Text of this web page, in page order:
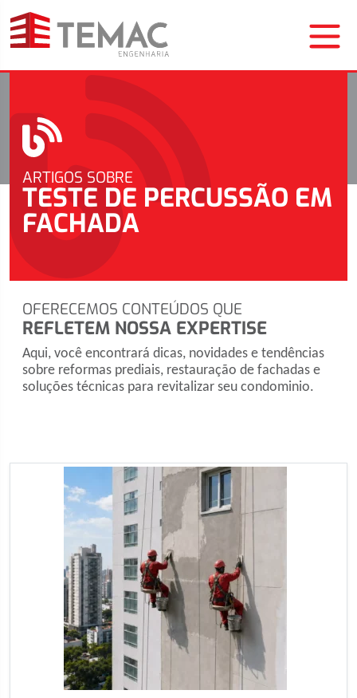
ARTIGOS SOBRE
TESTE DE PERCUSSÃO EM
FACHADA
OFERECEMOS CONTEÚDOS QUE
REFLETEM NOSSA EXPERTISE
Aqui, você encontrará dicas, novidades e tendências
sobre reformas prediais, restauração de fachadas e
soluções técnicas para revitalizar seu condominio.